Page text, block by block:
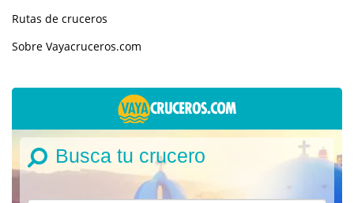
Rutas de cruceros
Sobre Vayacruceros.com
Busca tu crucero